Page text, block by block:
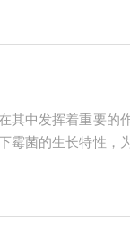
其中发挥着重要的
菌的生长特性，